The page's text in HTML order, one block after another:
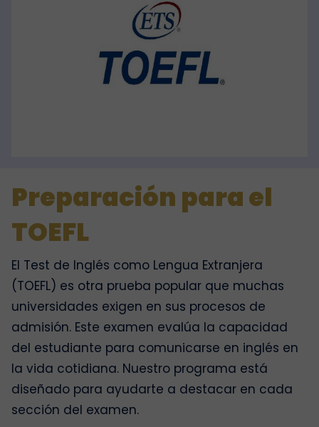
Preparación para el
TOEFL
El Test de Inglés como Lengua Extranjera
(TOEFL) es otra prueba popular que muchas
universidades exigen en sus procesos de
admisión. Este examen evalúa la capacidad
del estudiante para comunicarse en inglés en
la vida cotidiana. Nuestro programa está
diseñado para ayudarte a destacar en cada
sección del examen.